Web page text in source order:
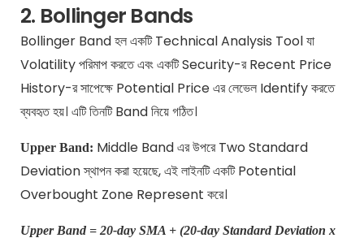
2. Bollinger Bands
Bollinger Band হল একটি Technical Analysis Tool যা
Volatility পরিমাপ করতে এবং একটি Security-র Recent Price
History-র সাপেক্ষে Potential Price এর লেভেল Identify করতে
ব্যবহৃত হয়। এটি তিনটি Band নিয়ে গঠিত।
Upper Band: Middle Band এর উপরে Two Standard
Deviation স্থাপন করা হয়েছে, এই লাইনটি একটি Potential
Overbought Zone Represent করে।
Upper Band = 20-day SMA + (20-day Standard Deviation x